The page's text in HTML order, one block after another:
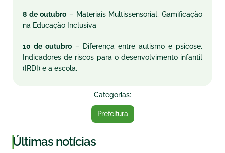
8 de outubro – Materiais Multissensorial, Gamificação
na Educação Inclusiva
10 de outubro – Diferença entre autismo e psicose.
Indicadores de riscos para o desenvolvimento infantil
(IRDI) e a escola.
Categorias:
Prefeitura
|Últimas notícias